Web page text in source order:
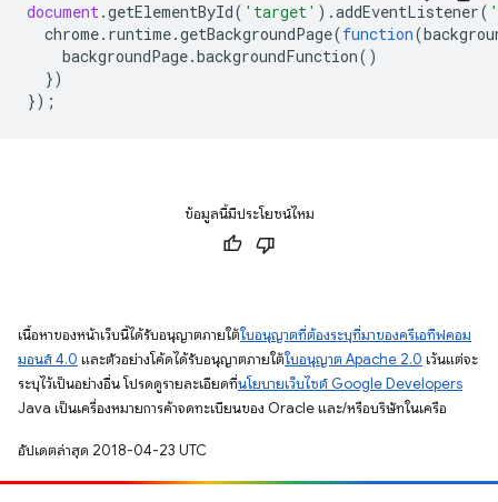
document.getElementById( 'target' ).addEventListener(
chrome. runtime.getBackgroundPage(function(
backgroundPage.backgroundFunction()
})
});
ข้อมูลนี้มีประโยชน์ไหม
เนื้อหาของหน้าเว็บนี้ได้รับอนุญาตภายใต้ใบอนุญาตที่ต้องระบุที่มาของครีเอทีฟคอม
มอนส์ 4.0 และตัวอย่างโค้ดได้รับอนุญาตภายใต้ใบอนุญาต Apache 2.0 เว้นแต่จะ
ระบุไว้เป็นอย่างอื่น โปรดดูรายละเอียดที่นโยบายเว็บไซต์ Google Developers
Java เป็นเครื่องหมายการค้าจดทะเบียนของ Oracle และ/หรือบริษัทในเครือ
อัปเดตล่าสุด 2018-04-23 UTC